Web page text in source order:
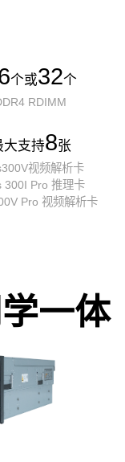
个或32个
RDIMM
大支持8张
视频解析卡
300I Pro 推理卡
Pro 视频解析卡
一体